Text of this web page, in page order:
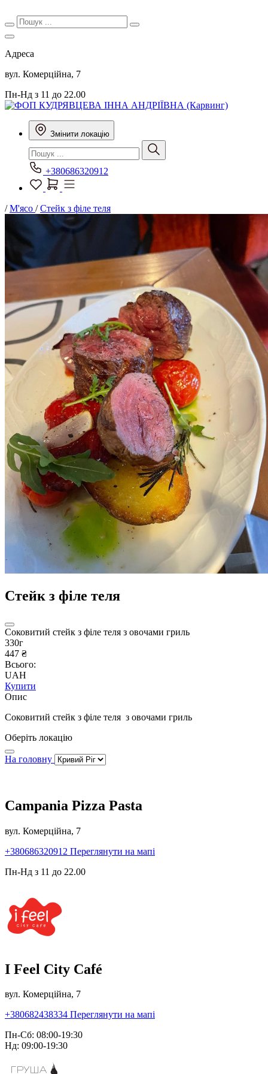
Адреса
вул. Комерційна, 7
Пн-Нд з 11 до 22.00
Змінити локацію
+380686320912
/М'ясо /Стейк з філе теля
Стейк з філе теля
Соковитий стейк з філе теля з овочами гриль
330г
447 ₴
Всього:
UAH
Купити
Опис
Соковитий стейк з філе теля з овочами гриль
Оберіть локацію
На головну
Campania Pizza Pasta
вул. Комерційна, 7
+380686320912 Переглянути на мапі
Пн-Нд з 11 до 22.00
I Feel City Café
вул. Комерційна, 7
+380682438334 Переглянути на мапі
Пн-Сб: 08:00-19:30
Нд: 09:00-19:30